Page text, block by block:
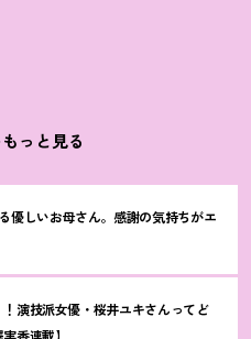
っと見る
優しいお母さん。感謝の気持ちがエ
！ 演技派女優・桜井ユキさんってど
香連載】